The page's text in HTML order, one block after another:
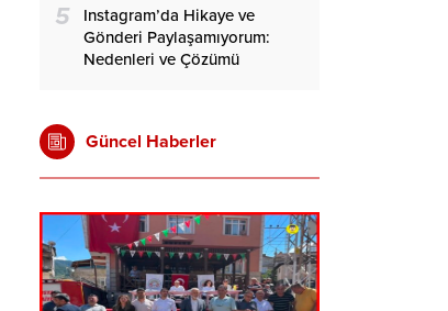
5
Instagram’da Hikaye ve
Gönderi Paylaşamıyorum:
Nedenleri ve Çözümü
Güncel Haberler